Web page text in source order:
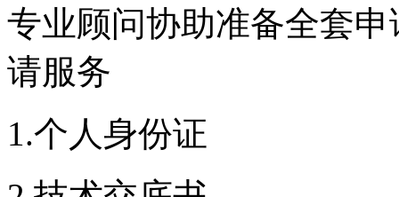
专业顾问协助准备全套
请服务
1.个人身份证